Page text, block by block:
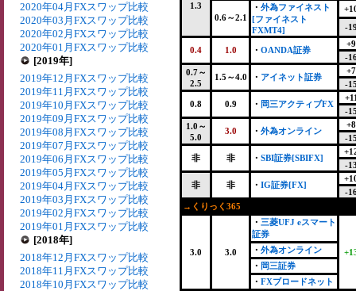
2020年04月FXスワップ比較
2020年03月FXスワップ比較
2020年02月FXスワップ比較
2020年01月FXスワップ比較
[2019年]
2019年12月FXスワップ比較
2019年11月FXスワップ比較
2019年10月FXスワップ比較
2019年09月FXスワップ比較
2019年08月FXスワップ比較
2019年07月FXスワップ比較
2019年06月FXスワップ比較
2019年05月FXスワップ比較
2019年04月FXスワップ比較
2019年03月FXスワップ比較
2019年02月FXスワップ比較
2019年01月FXスワップ比較
[2018年]
2018年12月FXスワップ比較
2018年11月FXスワップ比較
2018年10月FXスワップ比較
1.3
0.6～2.1
・ 外為ファイネスト
[ファイネスト
FXMT4]
-
0.4 1.0 ・ OANDA証券
-
0.7～
2.5
1.5～4.0 ・ アイネット証券
-
0.8 0.9 ・ 岡三アクティブFX
-
1.0～
5.0
3.0 ・ 外為オンライン
-
非 非 ・ SBI証券[SBIFX]
-
非 非 ・ IG証券[FX]
-
→くりっく365
3.0 3.0
・ 三菱UFJ eスマート
証券
・ 外為オンライン
・ 岡三証券
・ FXブロードネット